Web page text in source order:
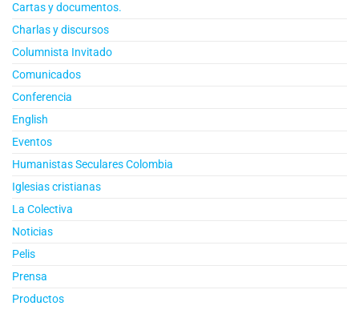
Cartas y documentos.
Charlas y discursos
Columnista Invitado
Comunicados
Conferencia
English
Eventos
Humanistas Seculares Colombia
Iglesias cristianas
La Colectiva
Noticias
Pelis
Prensa
Productos